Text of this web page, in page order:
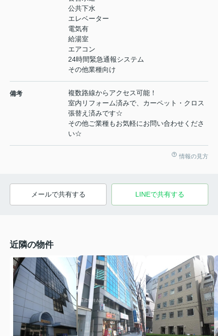
公共下水
エレベーター
電気有
給湯室
エアコン
24時間緊急通報システム
その他業種向け
備考
複数路線からアクセス可能！
室内リフォーム済みで、カーペット・クロス
張替え済みです☆
その他ご業種もお気軽にお問い合わせくださ
い☆
情報の見方
メールで共有する LINEで共有する
近隣の物件